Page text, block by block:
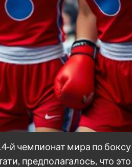
й чемпионат мира по боксу
предполагалось, что это